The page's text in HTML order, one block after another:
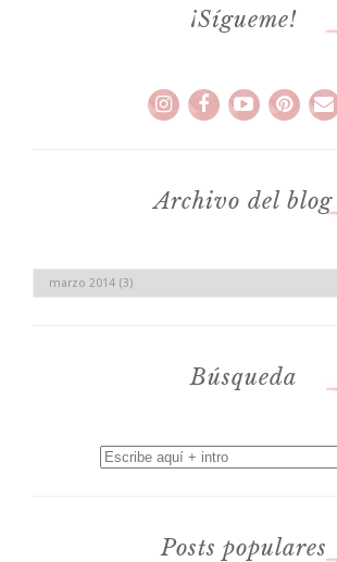
¡Sígueme!
Archivo del blog
Búsqueda
Posts populares